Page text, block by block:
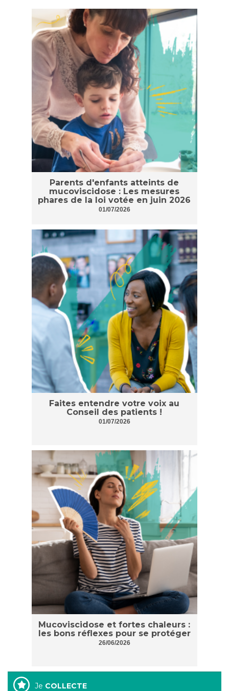
Parents d'enfants atteints de
mucoviscidose : Les mesures
phares de la loi votée en juin 2026
01/07/2026
Faites entendre votre voix au
Conseil des patients !
01/07/2026
Mucoviscidose et fortes chaleurs :
les bons réflexes pour se protéger
26/06/2026
Je COLLECTE